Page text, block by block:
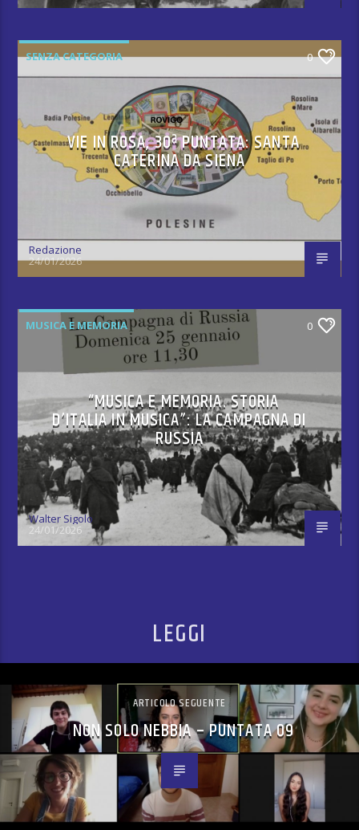
SENZA CATEGORIA 0
VIE IN ROSA, 30ª PUNTATA: SANTA
CATERINA DA SIENA
Redazione
24/01/2026
MUSICA E MEMORIA 0
“MUSICA E MEMORIA. STORIA
D’ITALIA IN MUSICA”: LA CAMPAGNA DI
RUSSIA
Walter Sigolo
24/01/2026
LEGGI
ARTICOLO SEGUENTE
NON SOLO NEBBIA – PUNTATA 09